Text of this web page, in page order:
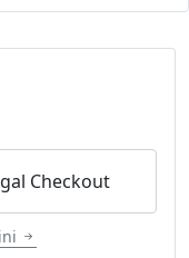
Checkout